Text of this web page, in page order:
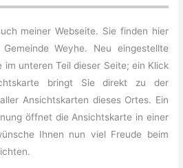
meiner Webseite. Sie finden hier
Weyhe. Neu eingestellte
im unteren Teil dieser Seite; ein Klick
bringt Sie direkt zu der
Ansichtskarten dieses Ortes. Ein
öffnet die Ansichtskarte in einer
Ihnen nun viel Freude beim